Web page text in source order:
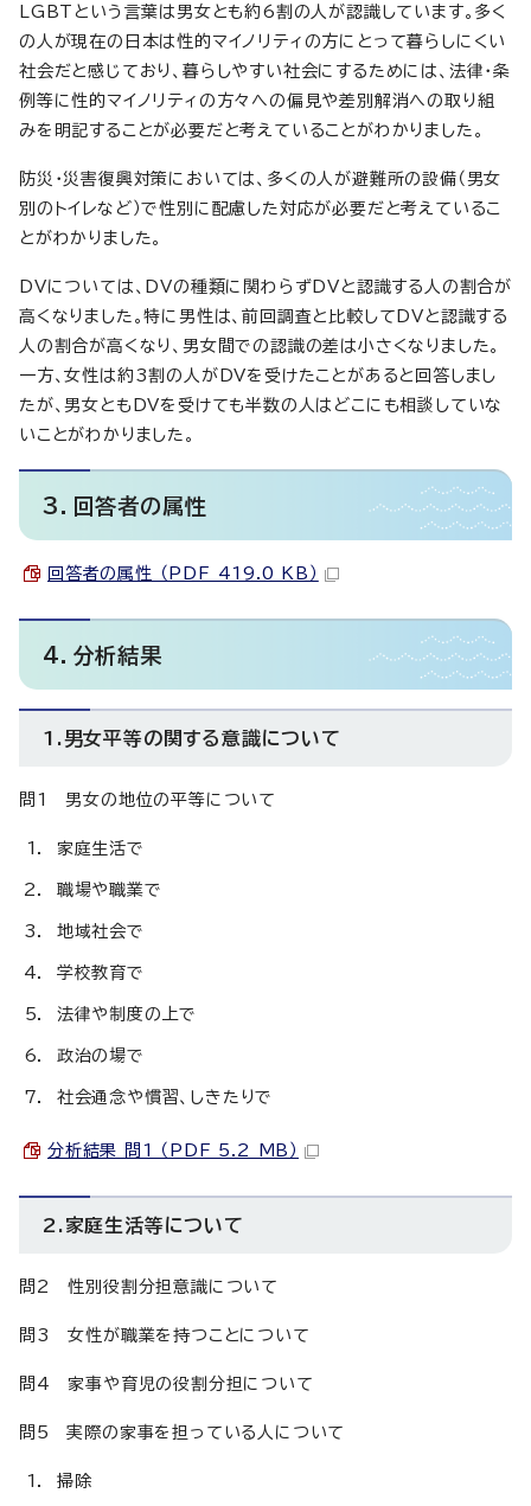
LGBTという言葉は男女とも約6割の人が認識しています。多く
の人が現在の日本は性的マイノリティの方にとって暮らしにくい
社会だと感じており、暮らしやすい社会にするためには、法律・条
例等に性的マイノリティの方々への偏見や差別解消への取り組
みを明記することが必要だと考えていることがわかりました。
防災・災害復興対策においては、多くの人が避難所の設備（男女
別のトイレなど）で性別に配慮した対応が必要だと考えているこ
とがわかりました。
DVについては、DVの種類に関わらずDVと認識する人の割合が
高くなりました。特に男性は、前回調査と比較してDVと認識する
人の割合が高くなり、男女間での認識の差は小さくなりました。
一方、女性は約3割の人がDVを受けたことがあると回答しまし
たが、男女ともDVを受けても半数の人はどこにも相談していな
いことがわかりました。
3．回答者の属性
回答者の属性 （PDF 419.0 KB）
4．分析結果
1.男女平等の関する意識について
問1 男女の地位の平等について
家庭生活で
職場や職業で
地域社会で
学校教育で
法律や制度の上で
政治の場で
社会通念や慣習、しきたりで
分析結果 問1 （PDF 5.2 MB）
2.家庭生活等について
問2 性別役割分担意識について
問3 女性が職業を持つことについて
問4 家事や育児の役割分担について
問5 実際の家事を担っている人について
掃除